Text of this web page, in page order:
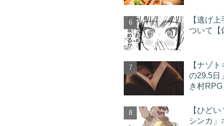
【逃げ
ついて【
【ナゾ
の29.5日
き村
【ひど
シンカ」